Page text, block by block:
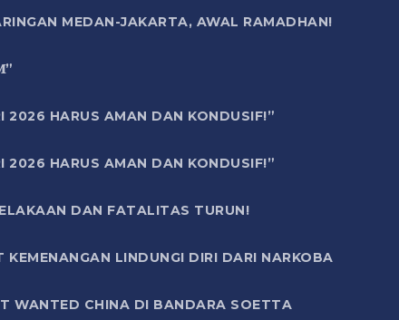
MEDAN-JAKARTA, AWAL RAMADHAN!
HARUS AMAN DAN KONDUSIF!”
HARUS AMAN DAN KONDUSIF!”
DAN FATALITAS TURUN!
LINDUNGI DIRI DARI NARKOBA
WANTED CHINA DI BANDARA SOETTA